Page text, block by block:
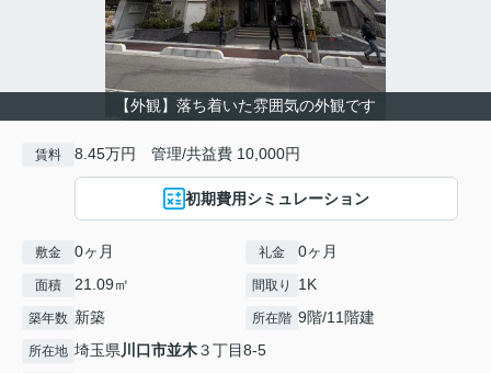
【外観】落ち着いた雰囲気の外観です
賃料 8.45万円 管理/共益費 10,000円
初期費用シミュレーション
敷金 0ヶ月 礼金 0ヶ月
面積 21.09㎡ 間取り 1K
築年数 新築 所在階 9階/11階建
所在地 埼玉県川口市並木３丁目8-5